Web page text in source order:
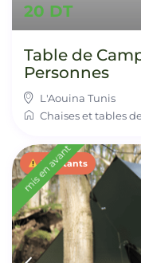
20 DT
Table de
Personnes
L'Aouina Tunis
Chaises et tables
3 restants
mis en avant